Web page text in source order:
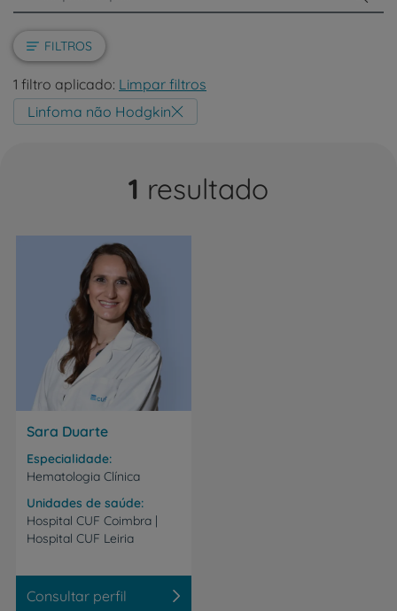
FILTROS
Linfoma não Hodgkin
1 filtro aplicado: Limpar filtros
1 resultado
Sara Duarte
Especialidade
Hematologia Clínica
Unidades de saúde
Hospital CUF Coimbra |
Hospital CUF Leiria
Consultar perfil